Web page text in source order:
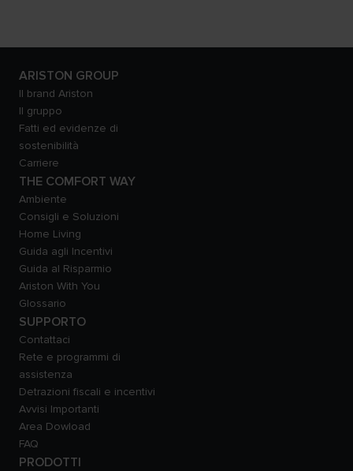
ARISTON GROUP
Il brand Ariston
Il gruppo
Fatti ed evidenze di
sostenibilità
Carriere
THE COMFORT WAY
Ambiente
Consigli e Soluzioni
Home Living
Guida agli Incentivi
Guida al Risparmio
Ariston With You
Glossario
SUPPORTO
Contattaci
Rete e programmi di
assistenza
Detrazioni fiscali e incentivi
Avvisi Importanti
Area Dowload
FAQ
PRODOTTI